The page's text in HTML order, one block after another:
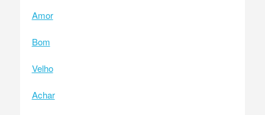
Amor
Bom
Velho
Achar